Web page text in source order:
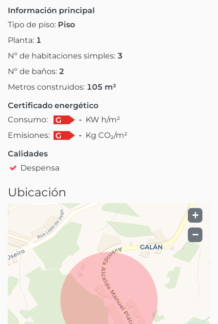
Información principal
Tipo de piso: Piso
Planta: 1
Nº de habitaciones simples: 3
Nº de baños: 2
Metros construidos: 105 m²
Certificado energético
Consumo:
G - KW h/m²
Emisiones:
G - Kg CO₂/m²
Calidades
Despensa
Ubicación
+
−